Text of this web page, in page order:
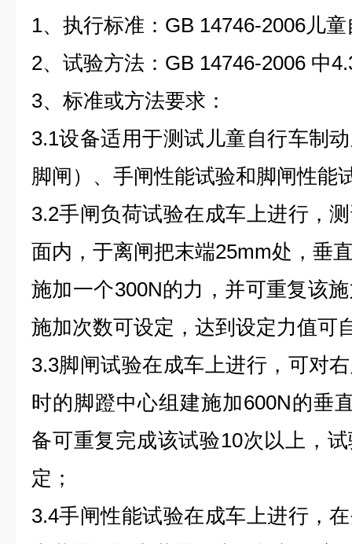
1、执行标准：GB 14746-2006儿
2、试验方法：GB 14746-2006 中
3、标准或方法要求：
3.1设备适用于测试儿童自行车制
脚闸）、手闸性能试验和脚闸性能
3.2手闸负荷试验在成车上进行，
面内，于离闸把末端25mm处，垂
施加一个300N的力，并可重复该
施加次数可设定，达到设定力值可
3.3脚闸试验在成车上进行，可对
时的脚蹬中心组建施加600N的垂
备可重复完成该试验10次以上，
定；
3.4手闸性能试验在成车上进行，